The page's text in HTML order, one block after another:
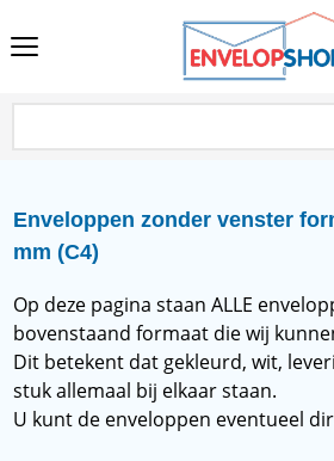
Enveloppen zonder venster
mm (C4)
Op deze pagina staan ALLE
bovenstaand formaat die wij
Dit betekent dat gekleurd, wit,
stuk allemaal bij elkaar staan.
U kunt de enveloppen eventueel